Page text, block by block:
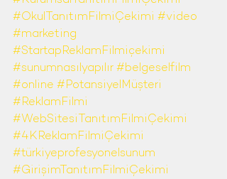
#OkulTanıtımFilmiÇekimi #video
#marketing
#StartapReklamFilmiçekimi
#sunumnasılyapılır#belgeselfilm
#online #PotansiyelMüşteri
#ReklamFilmi
#WebSitesiTanıtımFilmiÇekimi
#4KReklamFilmiÇekimi
#türkiyeprofesyonelsunum
#GirişimTanıtımFilmiÇekimi